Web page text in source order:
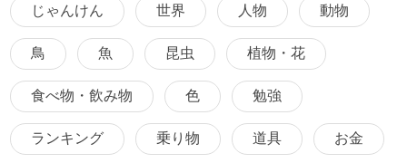
じゃんけん 世界 人物 動物
鳥 魚 昆虫 植物・花
食べ物・飲み物 色 勉強
ランキング 乗り物 道具 お金